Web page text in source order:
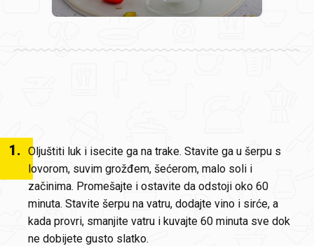
1. Oljuštiti luk i isecite ga na trake. Stavite ga u šerpu s
lovorom, suvim grožđem, šećerom, malo soli i
začinima. Promešajte i ostavite da odstoji oko 60
minuta. Stavite šerpu na vatru, dodajte vino i sirće, a
kada provri, smanjite vatru i kuvajte 60 minuta sve dok
ne dobijete gusto slatko.